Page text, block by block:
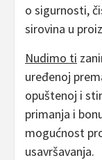
o sigurnosti,
sirovina u
Nudimo ti
uređenoj
opuštenoj i
primanja i
mogućnost
usavršavanja.